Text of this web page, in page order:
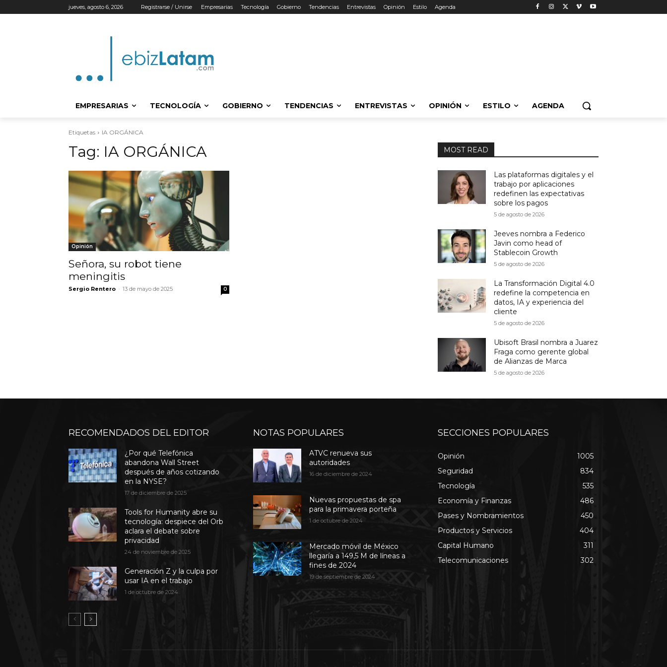
jueves, agosto 6, 2026 Registrarse / Unirse Empresarias Tecnología Gobierno Tendencias Entrevistas Opinión Estilo Agenda
EMPRESARIAS TECNOLOGÍA GOBIERNO TENDENCIAS ENTREVISTAS OPINIÓN ESTILO AGENDA
Etiquetas IA ORGÁNICA
Tag: IA ORGÁNICA
Opinión
Señora, su robot tiene
meningitis
Sergio Rentero - 13 de mayo de 2025 0
MOST READ
Las plataformas digitales y el
trabajo por aplicaciones
redefinen las expectativas
sobre los pagos
5 de agosto de 2026
Jeeves nombra a Federico
Javin como head of
Stablecoin Growth
5 de agosto de 2026
La Transformación Digital 4.0
redefine la competencia en
datos, IA y experiencia del
cliente
5 de agosto de 2026
Ubisoft Brasil nombra a Juarez
Fraga como gerente global
de Alianzas de Marca
5 de agosto de 2026
RECOMENDADOS DEL EDITOR
¿Por qué Telefónica
abandona Wall Street
después de años cotizando
en la NYSE?
17 de diciembre de 2025
Tools for Humanity abre su
tecnología: despiece del Orb
aclara el debate sobre
privacidad
24 de noviembre de 2025
Generación Z y la culpa por
usar IA en el trabajo
1 de octubre de 2024
NOTAS POPULARES
ATVC renueva sus
autoridades
16 de diciembre de 2024
Nuevas propuestas de spa
para la primavera porteña
1 de octubre de 2024
Mercado móvil de México
llegaría a 149,5 M de líneas a
fines de 2024
19 de septiembre de 2024
SECCIONES POPULARES
Opinión
1005
Seguridad
834
Tecnología
535
Economía y Finanzas
486
Pases y Nombramientos
450
Productos y Servicios
404
Capital Humano
311
Telecomunicaciones
302